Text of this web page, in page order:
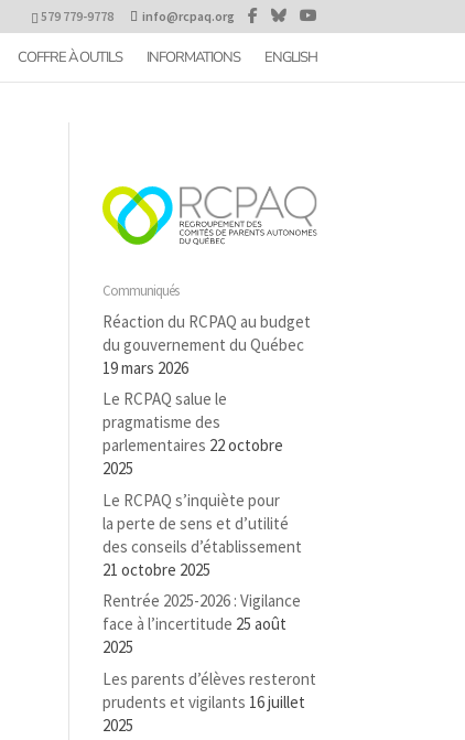
579 779-9778 info@rcpaq.org
COFFRE À OUTILS INFORMATIONS ENGLISH
Communiqués
Réaction du RCPAQ au budget
du gouvernement du Québec
19 mars 2026
Le RCPAQ salue le
pragmatisme des
parlementaires 22 octobre
2025
Le RCPAQ s’inquiète pour
la perte de sens et d’utilité
des conseils d’établissement
21 octobre 2025
Rentrée 2025-2026 : Vigilance
face à l’incertitude 25 août
2025
Les parents d’élèves resteront
prudents et vigilants 16 juillet
2025